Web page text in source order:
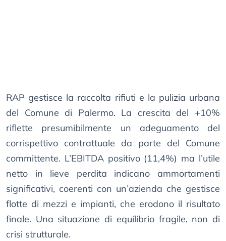
RAP gestisce la raccolta rifiuti e la pulizia urbana
del Comune di Palermo. La crescita del +10%
riflette presumibilmente un adeguamento del
corrispettivo contrattuale da parte del Comune
committente. L’EBITDA positivo (11,4%) ma l’utile
netto in lieve perdita indicano ammortamenti
significativi, coerenti con un’azienda che gestisce
flotte di mezzi e impianti, che erodono il risultato
finale. Una situazione di equilibrio fragile, non di
crisi strutturale.